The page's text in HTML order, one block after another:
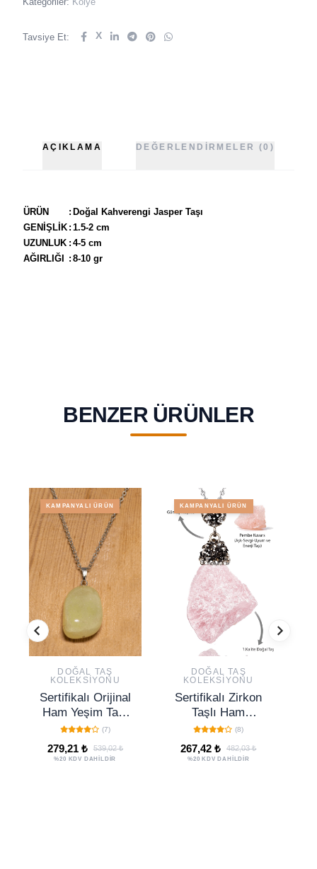
Tavsiye Et: X
AÇIKLAMA DEĞERLENDIRMELER (0)
ÜRÜN : Doğal Kahverengi Jasper Taşı
GENİŞLİK : 1.5-2 cm
UZUNLUK : 4-5 cm
AĞIRLIĞI
: 8-10 gr
BENZER ÜRÜNLER
KAMPANYALI ÜRÜN
DOĞAL TAŞ
KOLEKSIYONU
Sertifikalı Orijinal
Ham Yeşim Taşı
Kolye (7)
279,21 ₺ 539,02 ₺
%20 KDV DAHİLDİR
KAMPANYALI ÜRÜN
DOĞAL TAŞ
KOLEKSIYONU
Sertifikalı Zirkon
Taşlı Ham
İşlenmemiş
Pembe Kuvars
Taşı Kolye
(8)
267,42 ₺ 482,03 ₺
%20 KDV DAHİLDİR